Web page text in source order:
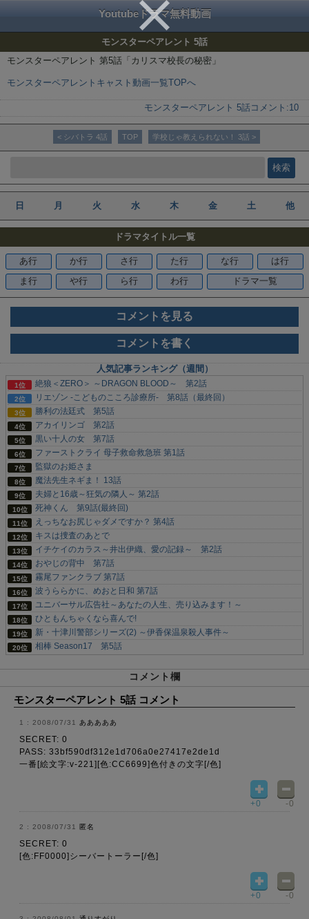
Youtubeドラマ無料動画
モンスターペアレント 5話
モンスターペアレント 第5話「カリスマ校長の秘密」
モンスターペアレントキャスト動画一覧TOPへ
モンスターペアレント 5話 コメント:10
< シバトラ 4話 TOP 学校じゃ教えられない！ 3話 >
日 月 火 水 木 金 土 他
ドラマタイトル一覧
あ行 か行 さ行 た行 な行
は行
ま行
や行 ら行 わ行 ドラマ一覧
コメントを見る
コメントを書く
人気記事ランキング（週間）
絶狼＜ZERO＞ ～DRAGON BLOOD～ 第2話
リエゾン -こどものこころ診療所- 第8話（最終回）
勝利の法廷式 第5話
アカイリンゴ 第2話
黒い十人の女 第7話
ファーストクライ 母子救命救急班 第1話
監獄のお姫さま
魔法先生ネギま！ 13話
夫婦と16歳～狂気の隣人～ 第2話
死神くん 第9話(最終回)
えっちなお尻じゃダメですか？ 第4話
キスは捜査のあとで
イチケイのカラス～井出伊織、愛の記録～ 第2話
おやじの背中 第7話
霧尾ファンクラブ 第7話
波うららかに、めおと日和 第7話
ユニバーサル広告社～あなたの人生、売り込みます！～
ひともんちゃくなら喜んで!
新・十津川警部シリーズ(2) ～伊香保温泉殺人事件～
相棒 Season17 第5話
コメント欄
モンスターペアレント 5話 コメント
2008/07/31 あああああ
SECRET: 0
PASS: 33bf590df312e1d706a0e27417e2de1d
一番[絵文字:v-221][色:CC6699]色付きの文字[/色]
+0 -0
2008/07/31 匿名
SECRET: 0
[色:FF0000]シーバートーラー[/色]
+0 -0